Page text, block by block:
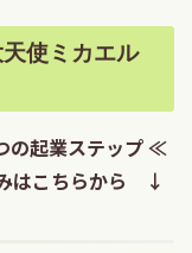
使ミカエル
の起業ステップ ≪
はこちらから ↓